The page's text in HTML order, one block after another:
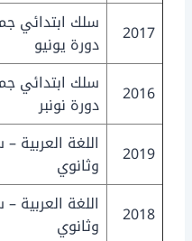
2017
سلك ابتدائي
دورة يونيو
2016
سلك ابتدائي
دورة نونبر
2019
اللغة العربية
وثانوي
2018
اللغة العربية
وثانوي